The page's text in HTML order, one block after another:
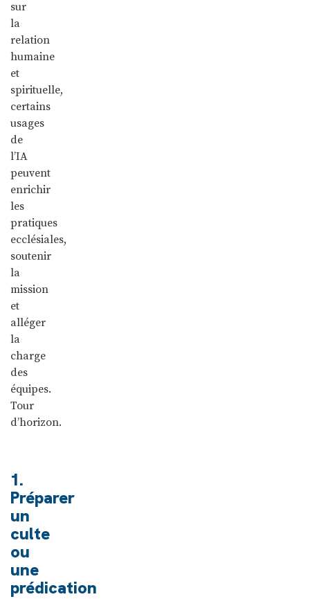
sur
la
relation
humaine
et
spirituelle,
certains
usages
de
l’IA
peuvent
enrichir
les
pratiques
ecclésiales,
soutenir
la
mission
et
alléger
la
charge
des
équipes.
Tour
d’horizon.
1.
Préparer
un
culte
ou
une
prédication